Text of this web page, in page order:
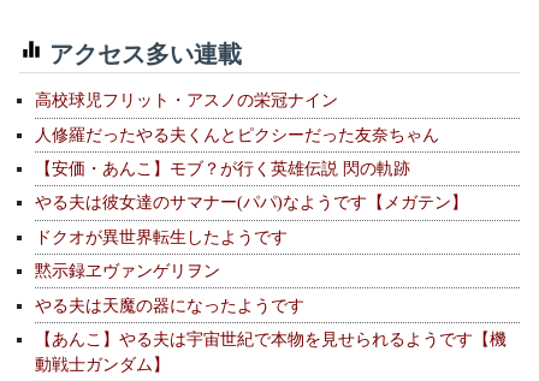
アクセス多い連載
高校球児フリット・アスノの栄冠ナイン
人修羅だったやる夫くんとピクシーだった友奈ちゃん
【安価・あんこ】モブ？が行く英雄伝説 閃の軌跡
やる夫は彼女達のサマナー(パパ)なようです【メガテン】
ドクオが異世界転生したようです
黙示録ヱヴァンゲリヲン
やる夫は天魔の器になったようです
【あんこ】やる夫は宇宙世紀で本物を見せられるようです【機
動戦士ガンダム】